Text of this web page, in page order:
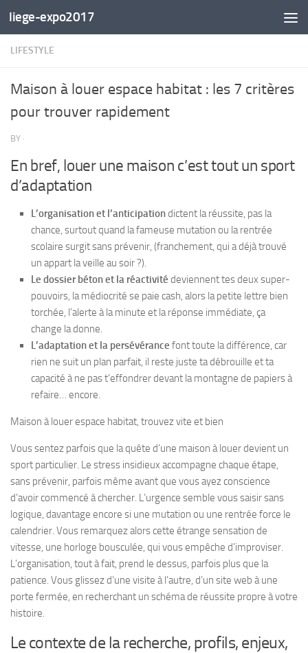
Skip to content
liege-expo2017
LIFESTYLE
Maison à louer espace habitat : les 7 critères
pour trouver rapidement
BY ·
En bref, louer une maison c’est tout un sport
d’adaptation
L’organisation et l’anticipationdictent la réussite, pas la
chance, surtout quand la fameuse mutation ou la rentrée
scolaire surgit sans prévenir, (franchement, qui a déjà trouvé
un appart la veille au soir ?).
Le dossier béton et la réactivité deviennent tes deux super-
pouvoirs, la médiocrité se paie cash, alors la petite lettre bien
torchée, l’alerte à la minute et la réponse immédiate, ça
change la donne.
L’adaptation et la persévérance font toute la différence, car
rien ne suit un plan parfait, il reste juste ta débrouille et ta
capacité à ne pas t’effondrer devant la montagne de papiers à
refaire… encore.
Maison à louer espace habitat, trouvez vite et bien
Vous sentez parfois que la quête d’une maison à louer devient un
sport particulier. Le stress insidieux accompagne chaque étape,
sans prévenir, parfois même avant que vous ayez conscience
d’avoir commencé à chercher. L’urgence semble vous saisir sans
logique, davantage encore si une mutation ou une rentrée force le
calendrier. Vous remarquez alors cette étrange sensation de
vitesse, une horloge bousculée, qui vous empêche d’improviser.
L’organisation, tout à fait, prend le dessus, parfois plus que la
patience. Vous glissez d’une visite à l’autre, d’un site web à une
porte fermée, en recherchant un schéma de réussite propre à votre
histoire.
Le contexte de la recherche, profils, enjeux,